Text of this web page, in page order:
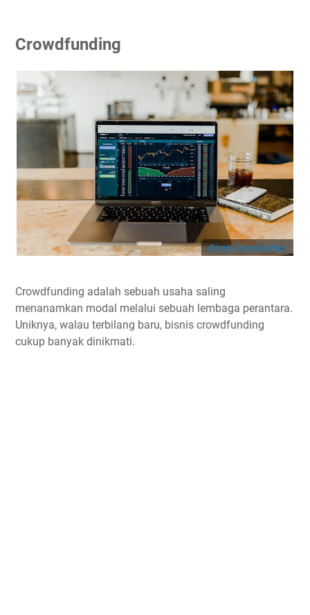
Crowdfunding
Bisnis Crowdfunding
Crowdfunding adalah sebuah usaha saling
menanamkan modal melalui sebuah lembaga perantara.
Uniknya, walau terbilang baru, bisnis crowdfunding
cukup banyak dinikmati.